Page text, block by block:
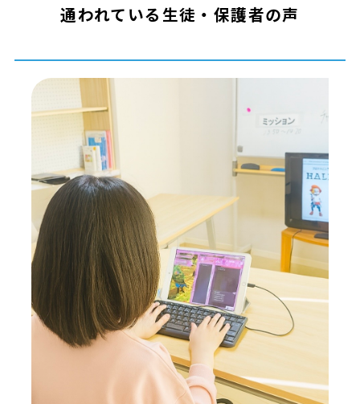
通われている生徒・保護者の声